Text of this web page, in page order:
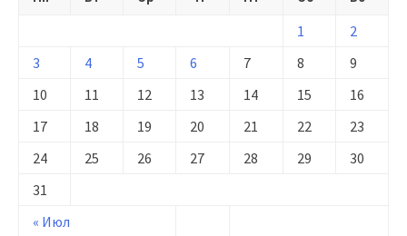
« Июл
1
2
3
4 5 6 7 8
9
10
11 12 13 14 15
16
17
18 19 20 21 22
23
24
25 26 27 28 29
30
31